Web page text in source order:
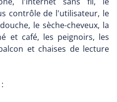
contrôle de l'utilisateur, le
le sèche-cheveux, la
et café, les peignoirs, les
et chaises de lecture